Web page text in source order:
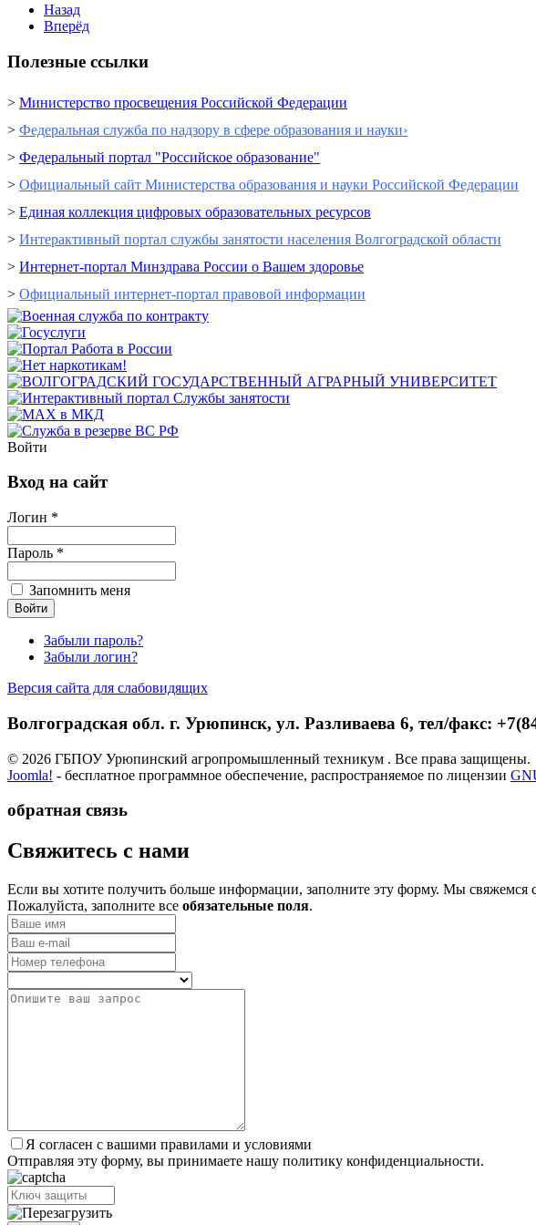
Назад
Вперёд
Полезные ссылки
> Министерство просвещения Российской Федерации
> Федеральная служба по надзору в сфере образования и науки›
> Федеральный портал "Российское образование"
> Официальный сайт Министерства образования и науки Российской Федерации
> Единая коллекция цифровых образовательных ресурсов
> Интерактивный портал cлужбы занятости населения Волгоградской области
> Интернет-портал Минздрава России о Вашем здоровье
> Официальный интернет-портал правовой информации
Войти
Вход на сайт
Логин *
Пароль *
Запомнить меня
Забыли пароль?
Забыли логин?
Версия сайта для слабовидящих
Волгоградская обл. г. Урюпинск, ул. Разливаева 6, тел/факс:
© 2026 ГБПОУ Урюпинский агропромышленный техникум . Все права защищены.
Joomla! - бесплатное программное обеспечение, распространяемое по лицензии
обратная связь
­Свяжитесь с нами
Если вы хотите получить больше информации, заполните эту форму. Мы свяжемся
Пожалуйста, заполните все обязательные поля.
Я согласен с вашими правилами и условиями
Отправляя эту форму, вы принимаете нашу политику конфиденциальности.